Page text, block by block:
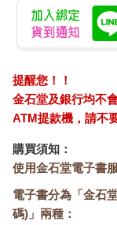
提醒您！！
金石堂及銀行均不
ATM提款機，請不
購買須知：
使用金石堂電子書
電子書分為「金石
碼)」兩種：